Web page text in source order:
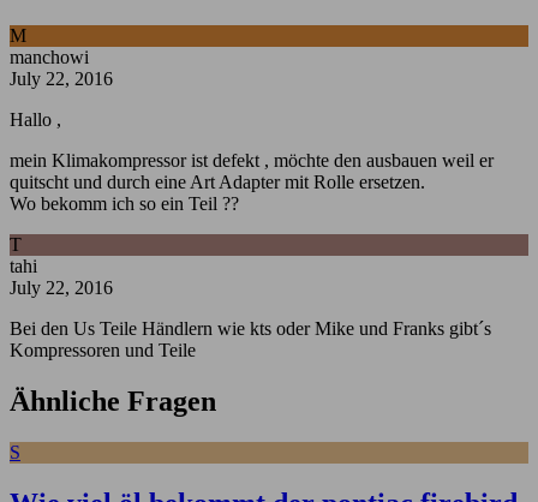
M
manchowi
July 22, 2016
Hallo ,
mein Klimakompressor ist defekt , möchte den ausbauen weil er
quitscht und durch eine Art Adapter mit Rolle ersetzen.
Wo bekomm ich so ein Teil ??
T
tahi
July 22, 2016
Bei den Us Teile Händlern wie kts oder Mike und Franks gibt´s
Kompressoren und Teile
Ähnliche Fragen
S